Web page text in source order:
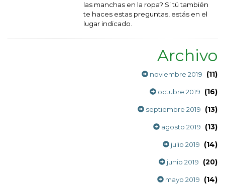
las manchas en la ropa? Si tú también
te haces estas preguntas, estás en el
lugar indicado.
Archivo
noviembre 2019 (11)
octubre 2019 (16)
septiembre 2019 (13)
agosto 2019 (13)
julio 2019 (14)
junio 2019 (20)
mayo 2019 (14)